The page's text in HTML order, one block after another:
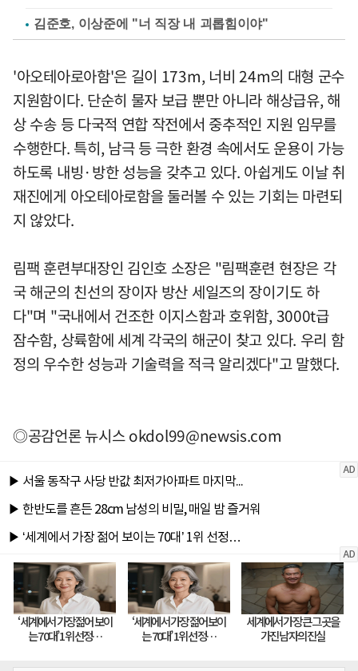
김준호, 이상준에 "너 직장 내 괴롭힘이야"
'아오테아로아함'은 길이 173m, 너비 24m의 대형 군수
지원함이다. 단순히 물자 보급 뿐만 아니라 해상급유, 해
상 수송 등 다국적 연합 작전에서 중추적인 지원 임무를
수행한다. 특히, 남극 등 극한 환경 속에서도 운용이 가능
하도록 내빙·방한 성능을 갖추고 있다. 아쉽게도 이날 취
재진에게 아오테아로함을 둘러볼 수 있는 기회는 마련되
지 않았다.
림팩 훈련부대장인 김인호 소장은 "림팩훈련 현장은 각
국 해군의 친선의 장이자 방산 세일즈의 장이기도 하
다"며 "국내에서 건조한 이지스함과 호위함, 3000t급
잠수함, 상륙함에 세계 각국의 해군이 찾고 있다. 우리 함
정의 우수한 성능과 기술력을 적극 알리겠다"고 말했다.
◎공감언론 뉴시스okdol99@newsis.com